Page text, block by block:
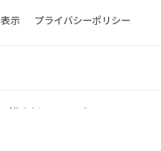
示 プライバシーポリシー
All rights reserved.